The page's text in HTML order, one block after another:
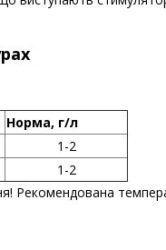
Норма, г/л
1-2
1-2
Рекомендована